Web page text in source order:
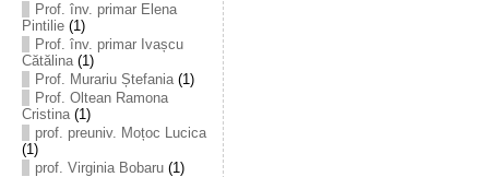
Prof. înv. primar Elena
Pintilie(1)
Prof. înv. primar Ivașcu
Cătălina(1)
Prof. Murariu Ștefania(1)
Prof. Oltean Ramona
Cristina(1)
prof. preuniv. Moțoc Lucica
(1)
prof. Virginia Bobaru(1)